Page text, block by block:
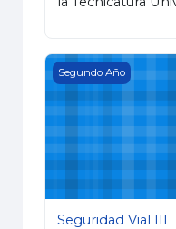
Seguridad Vial III
Segundo Año
Seguridad Vial III